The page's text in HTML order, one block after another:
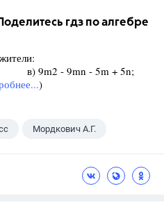
гдз по алгебре
9m2 - 9mn - 5m + 5n;
)
Мордкович А.Г.